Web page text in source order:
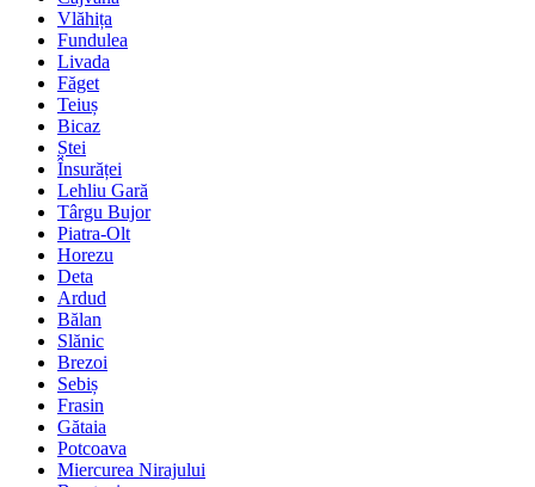
Vlăhița
Fundulea
Livada
Făget
Teiuș
Bicaz
Ștei
Însurăței
Lehliu Gară
Târgu Bujor
Piatra-Olt
Horezu
Deta
Ardud
Bălan
Slănic
Brezoi
Sebiș
Frasin
Gătaia
Potcoava
Miercurea Nirajului